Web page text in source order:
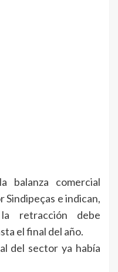
balanza comercial
Sindipeças e indican,
retracción debe
el final del año.
del sector ya había